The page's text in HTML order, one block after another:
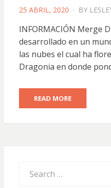
POSTED
25 ABRIL, 2020 BY
INFORMACIÓN Merge
desarrollado en un
las nubes el cual ha
Dragonia en donde
READ MORE
for: